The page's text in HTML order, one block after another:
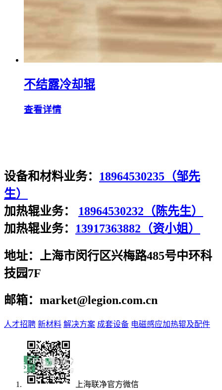
不结露冷却辊
查看详情
设备和材料业务： 18964530235（邹先
生）
加热辊业务： 18964530232（陈先生）
加热辊业务： 13917363882（资小姐）
地址：上海市闵行区兴梅路485号中环科
技园7F
邮箱：market@legion.com.cn
人才招聘 新材料 解决方案 成套设备 电磁感应加热辊及配件
上海联净官方微信